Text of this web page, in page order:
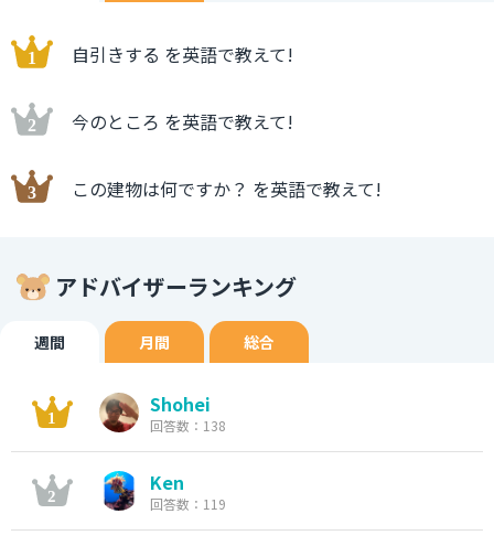
自引きする を英語で教えて!
今のところ を英語で教えて!
この建物は何ですか？ を英語で教えて!
アドバイザーランキング
週間 月間 総合
Shohei
回答数：138
Ken
回答数：119